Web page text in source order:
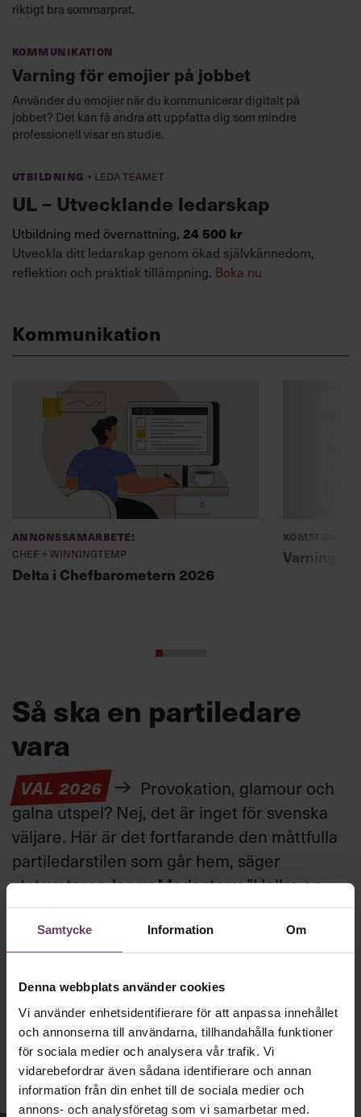
Samtycke Information Om
Denna webbplats använder cookies
Vi använder enhetsidentifierare för att anpassa innehållet
och annonserna till användarna, tillhandahålla funktioner
för sociala medier och analysera vår trafik. Vi
vidarebefordrar även sådana identifierare och annan
information från din enhet till de sociala medier och
annons- och analysföretag som vi samarbetar med.
riktigt bra sommarprat.
Kommunikation
Varning för emojier på jobbet
Använder du emojier när du kommunicerar digitalt på
jobbet? Det kan få andra att uppfatta dig som mindre
professionell visar en studie.
Utbildning · Leda teamet
UL – Utvecklande ledarskap
Utbildning med övernattning, 24 500 kr
Utveckla ditt ledarskap genom ökad självkännedom,
reflektion och praktisk tillämpning. Boka nu
Kommunikation
Annonssamarbete:
Chef + Winningtemp
Delta i Chefbarometern 2026
Varning
Så ska en partiledare
vara
VAL 2026
Provokation, glamour och
galna utspel? Nej, det är inget för svenska
väljare. Här är det fortfarande den måttfulla
partiledarstilen som går hem, säger
statsvetaren Jenny Madestam: ”Hellre en
tråkig partiledare i foträta skor, än en
känslomässig spelevink i högklackat.”
Ledarskap
Text:Fredrik Kullberg
Publicerad
2026-08-03